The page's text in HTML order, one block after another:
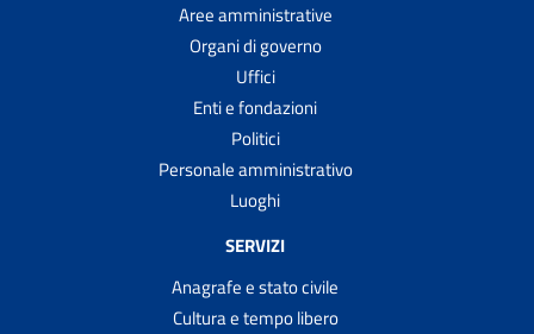
Aree amministrative
Organi di governo
Uffici
Enti e fondazioni
Politici
Personale amministrativo
Luoghi
SERVIZI
Anagrafe e stato civile
Cultura e tempo libero